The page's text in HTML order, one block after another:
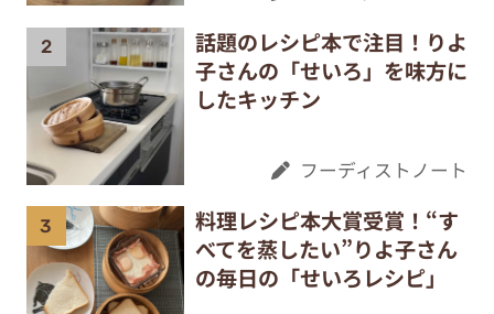
話題のレシピ本で注目！りよ
子さんの「せいろ」を味方に
したキッチン
フーディストノート
料理レシピ本大賞受賞！“す
べてを蒸したい”りよ子さん
の毎日の「せいろレシピ」